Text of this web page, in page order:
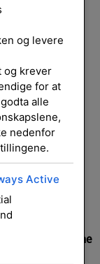
certified in line
og levere
og krever
for at
alle
nedenfor
Active